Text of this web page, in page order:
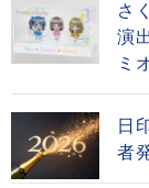
さ
演
ミ
日
者